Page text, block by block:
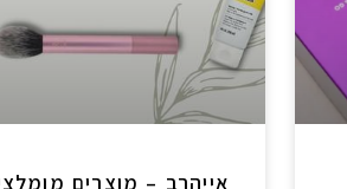
אייהרב – מוצרים